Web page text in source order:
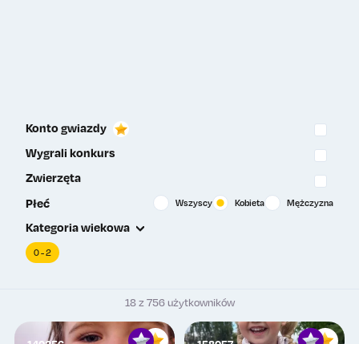
Konto gwiazdy
Wygrali konkurs
Zwierzęta
Płeć
Wszyscy Kobieta Mężczyzna
Kategoria wiekowa
0 - 2
18 z 756 użytkowników